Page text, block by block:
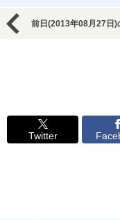
前日(2013年08月27日)
Twitter